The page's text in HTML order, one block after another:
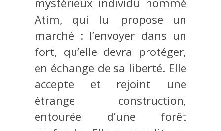
mystérieux individu nommé
Atim, qui lui propose un
marché : l’envoyer dans un
fort, qu’elle devra protéger,
en échange de sa liberté. Elle
accepte et rejoint une
étrange construction,
entourée d’une forêt